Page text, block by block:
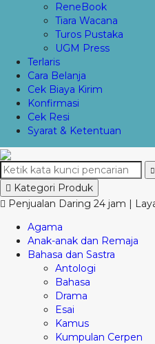
ReneBook
Tiara Wacana
Turos Pustaka
UGM Press
Terlaris
Cara Belanja
Cek Biaya Kirim
Konfirmasi
Cek Resi
Syarat & Ketentuan
Kategori Produk
Penjualan Daring 24 jam |
Agama
Anak-anak dan Remaja
Bahasa dan Sastra
Antologi
Bahasa
Drama
Esai
Kamus
Kumpulan Cerpen